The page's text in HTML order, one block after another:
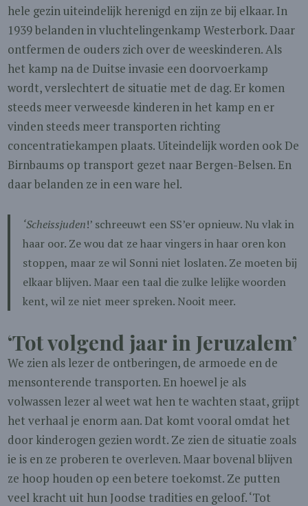
hele gezin uiteindelijk herenigd en zijn ze bij elkaar. In
1939 belanden in vluchtelingenkamp Westerbork. Daar
ontfermen de ouders zich over de weeskinderen. Als
het kamp na de Duitse invasie een doorvoerkamp
wordt, verslechtert de situatie met de dag. Er komen
steeds meer verweesde kinderen in het kamp en er
vinden steeds meer transporten richting
concentratiekampen plaats. Uiteindelijk worden ook De
Birnbaums op transport gezet naar Bergen-Belsen. En
daar belanden ze in een ware hel.
‘Scheissjuden!’ schreeuwt een SS’er opnieuw. Nu vlak in
haar oor. Ze wou dat ze haar vingers in haar oren kon
stoppen, maar ze wil Sonni niet loslaten. Ze moeten bij
elkaar blijven. Maar een taal die zulke lelijke woorden
kent, wil ze niet meer spreken. Nooit meer.
‘Tot volgend jaar in Jeruzalem’
We zien als lezer de ontberingen, de armoede en de
mensonterende transporten. En hoewel je als
volwassen lezer al weet wat hen te wachten staat, grijpt
het verhaal je enorm aan. Dat komt vooral omdat het
door kinderogen gezien wordt. Ze zien de situatie zoals
ie is en ze proberen te overleven. Maar bovenal blijven
ze hoop houden op een betere toekomst. Ze putten
veel kracht uit hun Joodse tradities en geloof. ‘Tot